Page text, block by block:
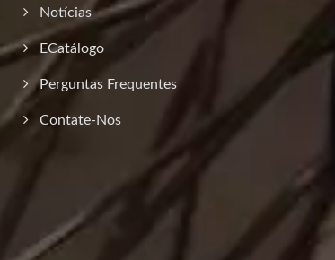
Notícias
ECatálogo
Perguntas Frequentes
Contate-Nos